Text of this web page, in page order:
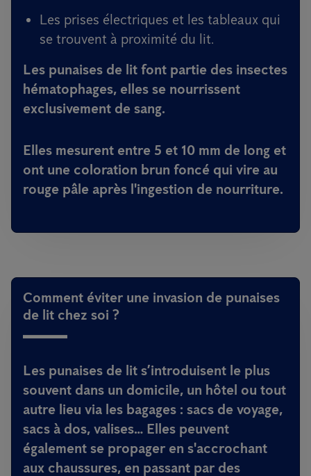
Les prises électriques et les tableaux qui
se trouvent à proximité du lit.
Les punaises de lit font partie des insectes
hématophages, elles se nourrissent
exclusivement de sang.
Elles mesurent entre 5 et 10 mm de long et
ont une coloration brun foncé qui vire au
rouge pâle après l'ingestion de nourriture.
Comment éviter une invasion de punaises
de lit chez soi ?
Les punaises de lit s’introduisent le plus
souvent dans un domicile, un hôtel ou tout
autre lieu via les bagages : sacs de voyage,
sacs à dos, valises… Elles peuvent
également se propager en s'accrochant
aux chaussures, en passant par des